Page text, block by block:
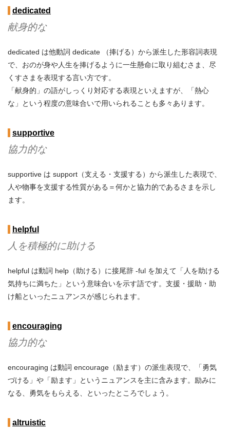
dedicated
献身的な
dedicated は他動詞 dedicate （捧げる）から派生した形容詞表現
で、おのが身や人生を捧げるように一生懸命に取り組むさま、尽
くすさまを表現する言い方です。
「献身的」の語がしっくり対応する表現といえますが、「熱心
な」という程度の意味合いで用いられることも多々あります。
supportive
協力的な
supportive は support（支える・支援する）から派生した表現で、
人や物事を支援する性質がある＝何かと協力的であるさまを示し
ます。
helpful
人を積極的に助ける
helpful は動詞 help（助ける）に接尾辞 -ful を加えて「人を助ける
気持ちに満ちた」という意味合いを示す語です。支援・援助・助
け船といったニュアンスが感じられます。
encouraging
協力的な
encouraging は動詞 encourage（励ます）の派生表現で、「勇気
づける」や「励ます」というニュアンスを主に含みます。励みに
なる、勇気をもらえる、といったところでしょう。
altruistic